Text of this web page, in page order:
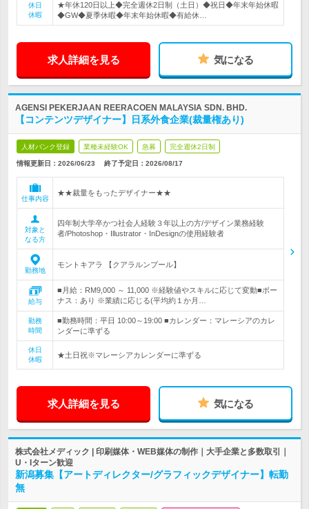
休日
休暇
★年休120日以上◆完全週休2日制（土日）◆祝日◆年末年始休暇
◆GW◆夏季休暇◆年末年始休暇◆有給休…
求人詳細を見る 気になる
AGENSI PEKERJAAN REERACOEN MALAYSIA SDN. BHD.
【コンテンツデザイナー】日系外食企業(裁量権あり)
人材バンク登録 業種未経験OK 急募 完全週休2日制
情報更新日：2026/06/23 終了予定日： 2026/08/17
仕事内容
★★裁量をもったデザイナー★★
対象と
なる方
四年制大学卒かつ社会人経験３年以上の方/デザイン業務経験
者/Photoshop・Illustrator・InDesignの使用経験者
勤務地
モントキアラ 【クアラルンプール】
給与
■月給：RM9,000 ～ 11,000 ※経験値やスキルに応じて変動■ボー
ナス：あり ※業績に応じる(平均約１か月…
勤務
時間
■勤務時間：平日 10:00～19:00 ■カレンダー：マレーシアのカレ
ンダーに準ずる
休日
休暇
★土日祝※マレーシアカレンダーに準ずる
求人詳細を見る 気になる
株式会社メディック | 印刷媒体・WEB媒体の制作｜大手企業と多数取引｜
U・Iターン歓迎
新潟募集【アートディレクター/グラフィックデザイナー】転勤
無